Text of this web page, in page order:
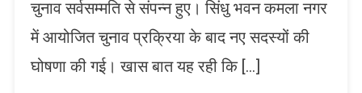
चुनाव सर्वसम्मति से संपन्न हुए। सिंधु भवन कमला नगर
में आयोजित चुनाव प्रक्रिया के बाद नए सदस्यों की
घोषणा की गई। खास बात यह रही कि […]